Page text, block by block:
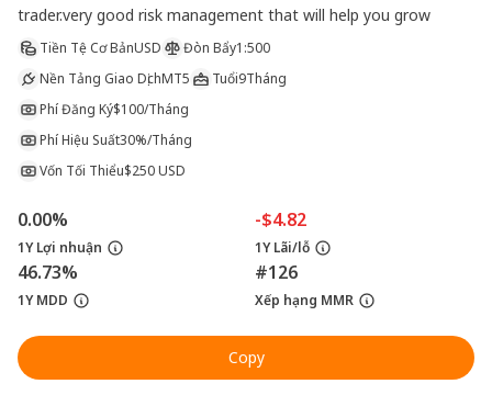
trader.very good risk management that will help you grow
Tiền Tệ Cơ BảnUSD Đòn Bẩy1:500
Nền Tảng Giao DịchMT5 Tuổi9Tháng
Phí Đăng Ký$100/Tháng
Phí Hiệu Suất30%/Tháng
Vốn Tối Thiểu$250 USD
0.00%
1Y Lợi nhuận
-$4.82
1Y Lãi/lỗ
46.73%
1Y MDD
#126
Xếp hạng MMR
Copy